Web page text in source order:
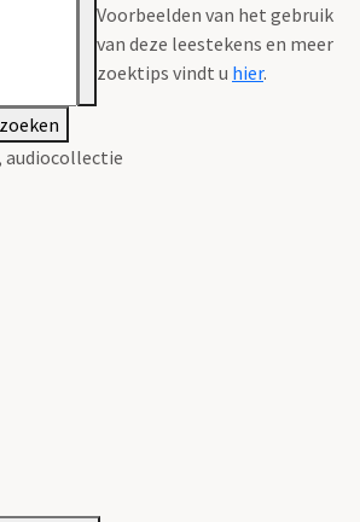
Voorbeelden van het gebruik
van deze leestekens en meer
zoektips vindt u hier.
audiocollectie